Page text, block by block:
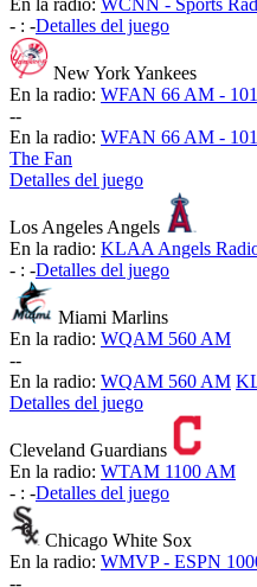
En la radio: WCNN - Sports
- : -Detalles del juego
New York Yankees
En la radio: WFAN 66 AM -
--
En la radio: WFAN 66 AM -
The Fan
Detalles del juego
Los Angeles Angels
En la radio: KLAA Angels
- : -Detalles del juego
Miami Marlins
En la radio: WQAM 560 AM
--
En la radio: WQAM 560 AM
Detalles del juego
Cleveland Guardians
En la radio: WTAM 1100 AM
- : -Detalles del juego
Chicago White Sox
En la radio: WMVP - ESPN